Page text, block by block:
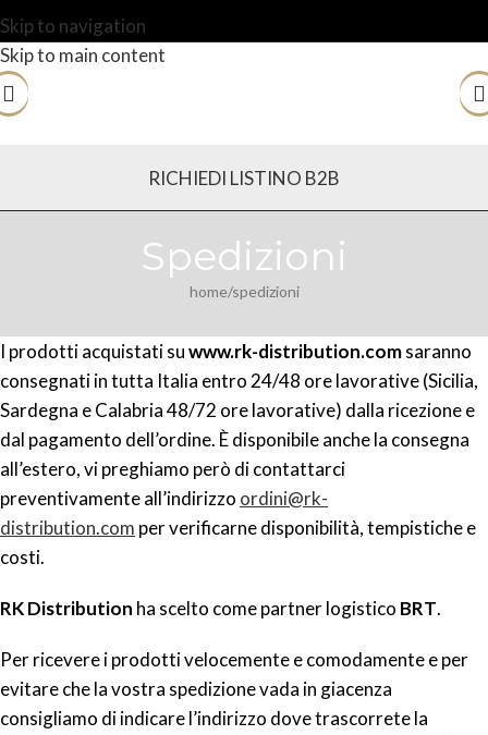
Skip to navigation
Skip to main content
RICHIEDI LISTINO B2B
Spedizioni
home spedizioni
I prodotti acquistati suwww.rk-distribution.comsaranno
consegnati in tutta Italia entro 24/48 ore lavorative (Sicilia,
Sardegna e Calabria 48/72 ore lavorative) dalla ricezione e
dal pagamento dell’ordine. È disponibile anche la consegna
all’estero, vi preghiamo però di contattarci
preventivamente all’indirizzo ordini@rk-
distribution.com per verificarne disponibilità, tempistiche e
costi.
RK Distribution ha scelto come partner logistico BRT.
Per ricevere i prodotti velocemente e comodamente e per
evitare che la vostra spedizione vada in giacenza
consigliamo di indicare l’indirizzo dove trascorrete la